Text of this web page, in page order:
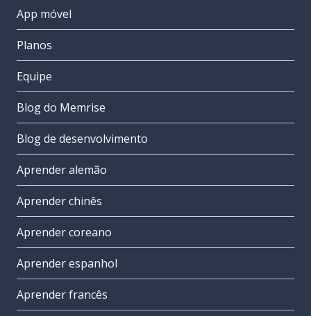
App móvel
Planos
Equipe
Blog do Memrise
Blog de desenvolvimento
Aprender alemão
Aprender chinês
Aprender coreano
Aprender espanhol
Aprender francês